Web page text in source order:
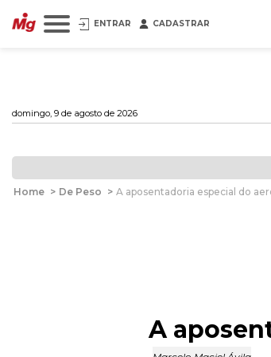
ENTRAR CADASTRAR
domingo, 9 de agosto de 2026
Home > De Peso > A aposentadoria especial do
A